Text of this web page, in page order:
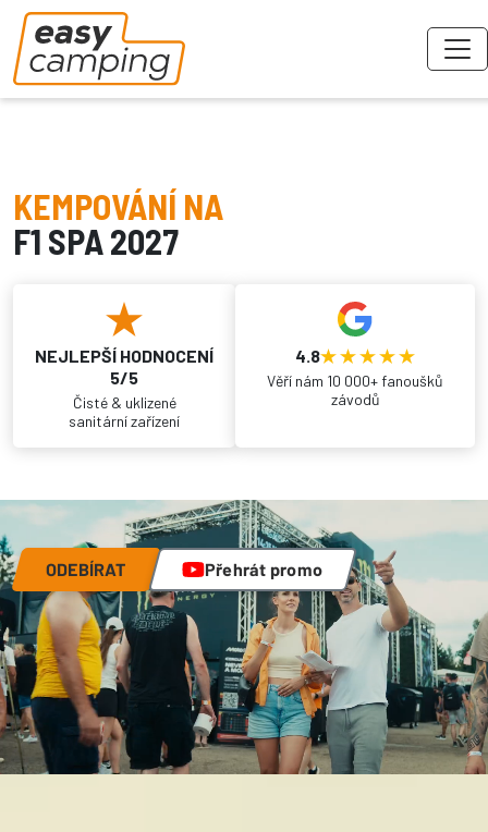
KEMPOVÁNÍ NA
F1 SPA 2027
NEJLEPŠÍ HODNOCENÍ
5/5
Čisté & uklizené
sanitární zařízení
4.8
Věří nám 10 000+ fanoušků
závodů
ODEBÍRAT Přehrát promo